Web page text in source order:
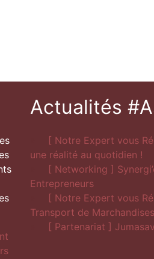
Actualités
[ Notre Expert vous
une réalité au quotidien !
[ Networking ]
Entrepreneurs
[ Notre Expert vous
Transport de Marchandises
[ Partenariat ]